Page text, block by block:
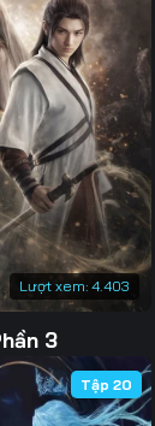
Lượt xem: 4.403
3
Tập 20